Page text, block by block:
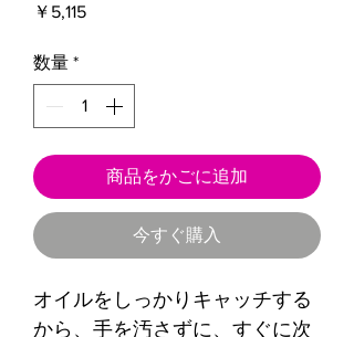
￥5,115価
数量 *
商品をかごに追加
今すぐ購入
オイルをしっかりキャッチする
から、手を汚さずに、すぐに次